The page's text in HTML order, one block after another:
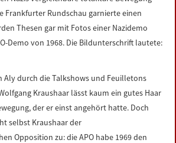
Frankfurter Rundschau garnierte einen
Thesen gar mit Fotos einer Nazidemo
Demo von 1968. Die Bildunterschrift lautete:
Aly durch die Talkshows und Feuilletons
Kraushaar lässt kaum ein gutes Haar
der er einst angehört hatte. Doch
selbst Kraushaar der
Opposition zu: die APO habe 1969 den